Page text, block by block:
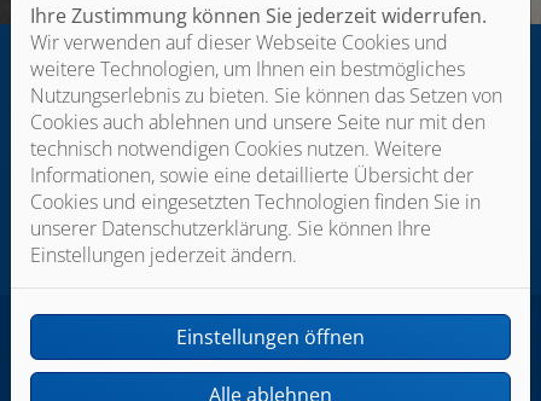
Bitte das Cookie-Consent-Tool öffnen, um die für dieses
Element notwendigen Cookies zu akzeptieren.
FOOTER - KONTAKTDATEN UND
Kontakt
Ihre Zustimmung können Sie jederzeit widerrufen.
Wir verwenden auf dieser Webseite Cookies und
weitere Technologien, um Ihnen ein bestmögliches
Nutzungserlebnis zu bieten. Sie können das Setzen von
Cookies auch ablehnen und unsere Seite nur mit den
technisch notwendigen Cookies nutzen. Weitere
Informationen, sowie eine detaillierte Übersicht der
Cookies und eingesetzten Technologien finden Sie in
unserer Datenschutzerklärung. Sie können Ihre
Einstellungen jederzeit ändern.
Einstellungen öffnen
Alle ablehnen